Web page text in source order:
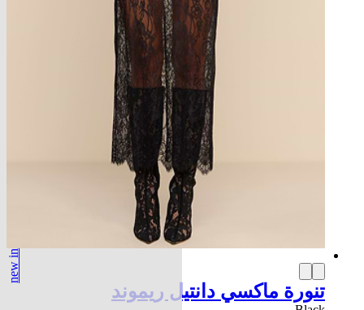
new in
تنورة ماكسي دانتيل ريموند